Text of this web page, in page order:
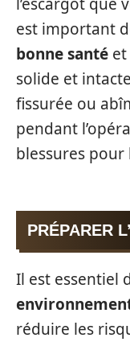
est important
bonne santé
solide et
fissurée ou
pendant
blessures pour
PRÉPARER
Il est essentiel
réduire les